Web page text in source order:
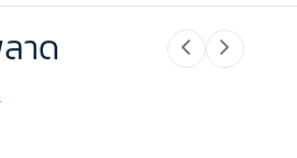
าด